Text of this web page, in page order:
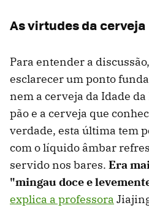
As virtudes da cerveja
Para entender a
esclarecer um ponto
nem a cerveja da Idade
pão e a cerveja que
verdade, esta última tem
com o líquido âmbar
servido nos bares. Era
"mingau doce e
explica a professora